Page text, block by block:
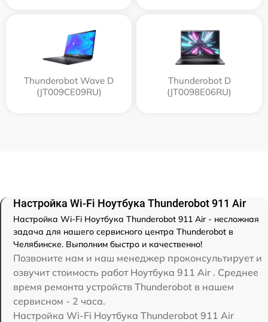
Thunderobot Wave D
(JT009CE09RU)
Thunderobot D
(JT0098E06RU)
Настройка Wi-Fi Ноутбука Thunderobot 911 Air
Настройка Wi-Fi Ноутбука Thunderobot 911 Air - несложная
задача для нашего сервисного центра Thunderobot в
Челябинске. Выполним быстро и качественно!
Позвоните нам и наш менеджер проконсультирует и
озвучит стоимость работ Ноутбука 911 Air . Среднее
время ремонта устройств Thunderobot в нашем
сервисном - 2 часа.
Настройка Wi-Fi Ноутбука Thunderobot 911 Air